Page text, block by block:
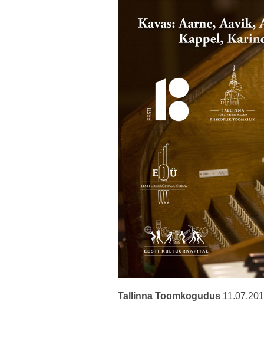
Tallinna Toomkogudus